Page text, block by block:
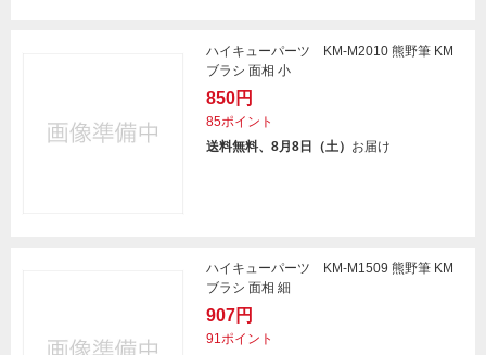
ハイキューパーツ KM-M2010 熊野筆 KM
ブラシ 面相 小
850円
85ポイント
送料無料、8月8日（土） お届け
ハイキューパーツ KM-M1509 熊野筆 KM
ブラシ 面相 細
907円
91ポイント